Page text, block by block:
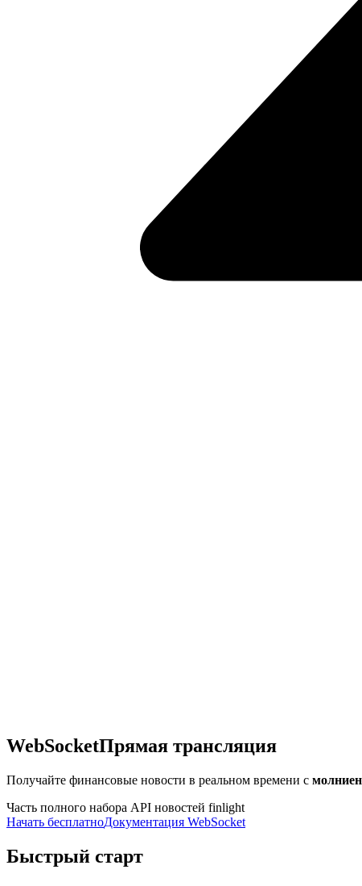
WebSocketПрямая трансляция
Получайте финансовые новости в реальном времени с
Часть полного набора API новостей finlight
Начать бесплатноДокументация WebSocket
Быстрый старт